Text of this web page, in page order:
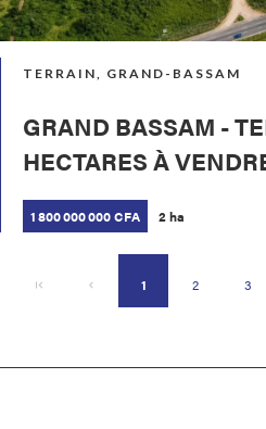
TERRAIN, GRAND-BASSAM
GRAND BASSAM -
HECTARES À
1 800 000 000 CFA 2 ha
1 2 3